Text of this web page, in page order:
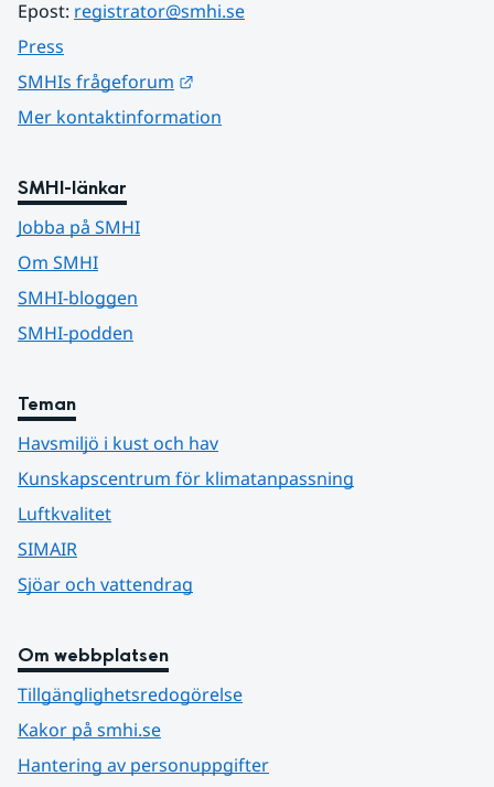
Epost: registrator@smhi.se
Press
SMHIs frågeforum
Mer kontaktinformation
SMHI-länkar
Jobba på SMHI
Om SMHI
SMHI-bloggen
SMHI-podden
Teman
Havsmiljö i kust och hav
Kunskapscentrum för klimatanpassning
Luftkvalitet
SIMAIR
Sjöar och vattendrag
Om webbplatsen
Tillgänglighetsredogörelse
Kakor på smhi.se
Hantering av personuppgifter